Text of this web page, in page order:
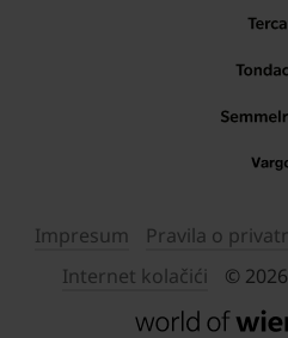
Impresum Pravila o
Internet kolačići
©